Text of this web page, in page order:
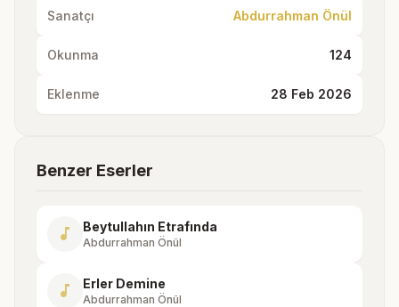
Sanatçı Abdurrahman Önül
Okunma 124
Eklenme 28 Feb 2026
Benzer Eserler
music_note Beytullahın Etrafında
Abdurrahman Önül
music_note Erler Demine
Abdurrahman Önül